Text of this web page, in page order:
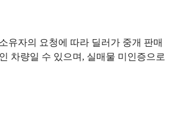
유자의 요청에 따라 딜러가 중개 판매
차량일 수 있으며, 실매물 미인증으로